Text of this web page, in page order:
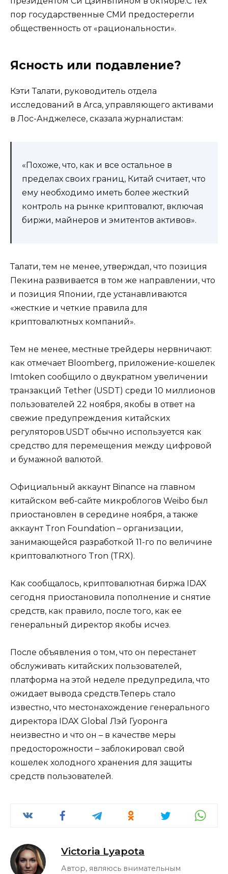
пор государственные СМИ предостерегли
общественность от «рациональности».
Ясность или подавление?
Кэти Талати, руководитель отдела
исследований в Arca, управляющего активами
в Лос-Анджелесе, сказала журналистам:
«Похоже, что, как и все остальное в
пределах своих границ, Китай считает, что
ему необходимо иметь более жесткий
контроль на рынке криптовалют, включая
биржи, майнеров и эмитентов активов».
Талати, тем не менее, утверждал, что позиция
Пекина развивается в том же направлении, что
и позиция Японии, где устанавливаются
«жесткие и четкие правила для
криптовалютных компаний».
Тем не менее, местные трейдеры нервничают:
как отмечает Bloomberg, приложение-кошелек
Imtoken сообщило о двукратном увеличении
транзакций Tether (USDT) среди 10 миллионов
пользователей 22 ноября, якобы в ответ на
свежие предупреждения китайских
регуляторов.USDT обычно используется как
средство для перемещения между цифровой
и бумажной валютой.
Официальный аккаунт Binance на главном
китайском веб-сайте микроблогов Weibo был
приостановлен в середине ноября, а также
аккаунт Tron Foundation – организации,
занимающейся разработкой 11-го по величине
криптовалютного Tron (TRX).
Как сообщалось, криптовалютная биржа IDAX
сегодня приостановила пополнение и снятие
средств, как правило, после того, как ее
генеральный директор якобы исчез.
После объявления о том, что он перестанет
обслуживать китайских пользователей,
платформа на этой неделе предупредила, что
ожидает вывода средств.Теперь стало
известно, что местонахождение генерального
директора IDAX Global Лэй Гуоронга
неизвестно и что он – в качестве меры
предосторожности – заблокировал свой
кошелек холодного хранения для защиты
средств пользователей.
Victoria Lyapota
Автор, являюсь внимательным